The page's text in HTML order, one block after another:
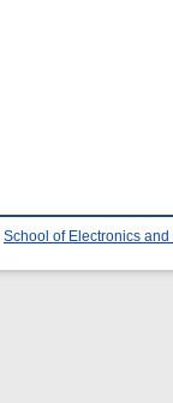
School of Electronics